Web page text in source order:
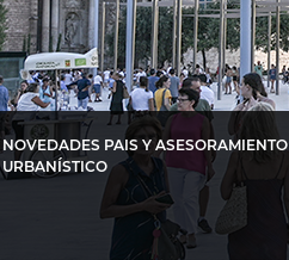
NOVEDADES PAIS Y ASESORAMIENTO
URBANÍSTICO